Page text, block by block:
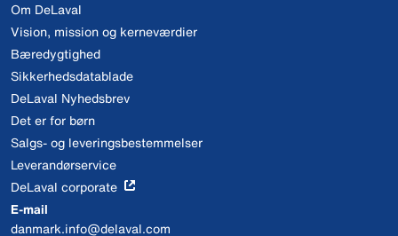
Om DeLaval
Vision, mission og kerneværdier
Bæredygtighed
Sikkerhedsdatablade
DeLaval Nyhedsbrev
Det er for børn
Salgs- og leveringsbestemmelser
Leverandørservice
DeLaval corporate
E-mail
danmark.info@delaval.com